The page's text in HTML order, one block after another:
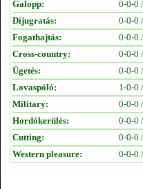
Galopp:
0-0-0 /
Díjugratás:
0-0-0 /
Fogathajtás:
0-0-0 /
Cross-country:
0-0-0 /
Ügetés:
0-0-0 /
Lovaspóló:
1-0-0 /
Military:
0-0-0 /
Hordókerülés:
0-0-0 /
Cutting:
0-0-0 /
Western pleasure:
0-0-0 /